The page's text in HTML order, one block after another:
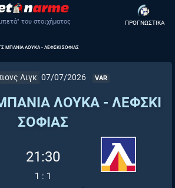
του στοιχήματος ΠΡΟΓΝΩΣΤΙΚΑ
ΜΠΑΝΙΑ ΛΟΥΚΑ - ΛΕΦΣΚΙ ΣΟΦΙΑΣ
Λιγκ 07/07/2026 VAR
ΛΟΥΚΑ - ΛΕΦΣΚΙ
ΣΟΦΙΑΣ
21:30
1 : 1